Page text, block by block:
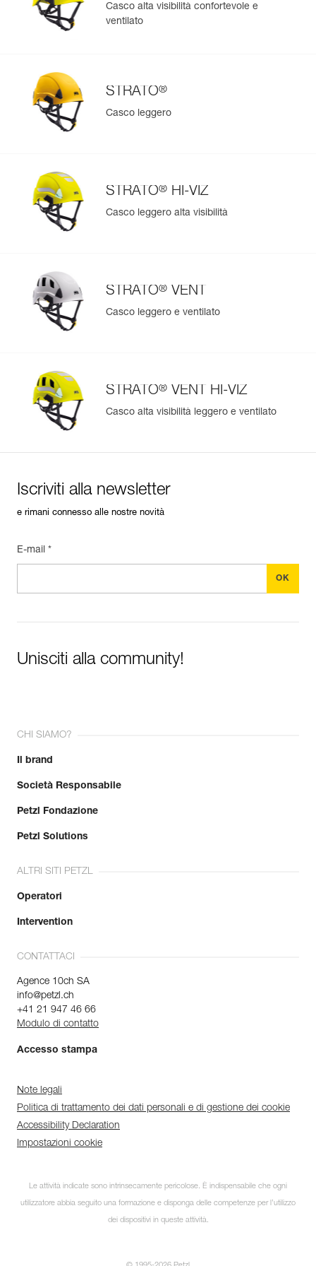
Casco alta visibilità confortevole e
ventilato
STRATO®
Casco leggero
STRATO® HI-VIZ
Casco leggero alta visibilità
STRATO® VENT
Casco leggero e ventilato
STRATO® VENT HI-VIZ
Casco alta visibilità leggero e ventilato
Iscriviti alla newsletter
e rimani connesso alle nostre novità
E-mail *
Unisciti alla community!
CHI SIAMO?
Il brand
Società Responsabile
Petzl Fondazione
Petzl Solutions
ALTRI SITI PETZL
Operatori
Intervention
CONTATTACI
Agence 10ch SA
info@petzl.ch
+41 21 947 46 66
Modulo di contatto
Accesso stampa
Note legali
Politica di trattamento dei dati personali e di gestione dei cookie
Accessibility Declaration
Impostazioni cookie
Le attività indicate sono intrinsecamente pericolose. È indispensabile che ogni
utilizzatore abbia seguito una formazione e disponga delle competenze per l’utilizzo
dei dispositivi in queste attività.